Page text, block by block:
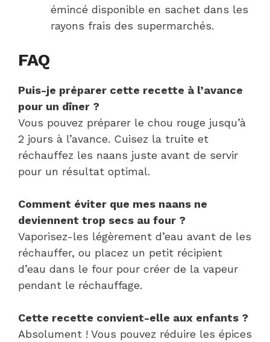
émincé disponible en sachet dans les
rayons frais des supermarchés.
FAQ
Puis-je préparer cette recette à l’avance
pour un dîner ?
Vous pouvez préparer le chou rouge jusqu’à
2 jours à l’avance. Cuisez la truite et
réchauffez les naans juste avant de servir
pour un résultat optimal.
Comment éviter que mes naans ne
deviennent trop secs au four ?
Vaporisez-les légèrement d’eau avant de les
réchauffer, ou placez un petit récipient
d’eau dans le four pour créer de la vapeur
pendant le réchauffage.
Cette recette convient-elle aux enfants ?
Absolument ! Vous pouvez réduire les épices